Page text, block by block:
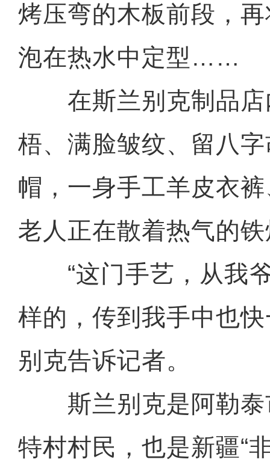
烤压弯的木板前段，
泡在热水中定型……
在斯兰别克制品店
梧、满脸皱纹、留八
帽，一身手工羊皮衣
老人正在散着热气的
“这门手艺，从我爷
样的，传到我手中也
别克告诉记者。
斯兰别克是阿勒泰
特村村民，也是新疆“